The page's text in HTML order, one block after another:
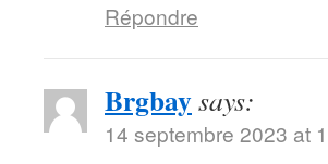
Répondre
Brgbaysays:
14 septembre 2023 at